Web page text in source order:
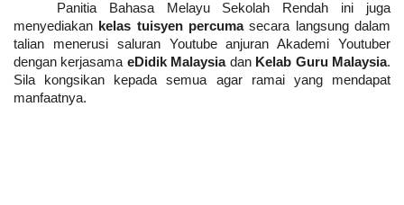
Panitia Bahasa Melayu Sekolah Rendah ini juga
menyediakan kelas tuisyen percuma secara langsung dalam
talian menerusi saluran Youtube anjuran Akademi Youtuber
dengan kerjasama eDidik Malaysia dan Kelab Guru Malaysia.
Sila kongsikan kepada semua agar ramai yang mendapat
manfaatnya.